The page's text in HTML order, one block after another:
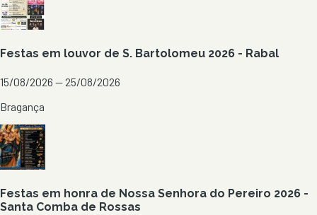
Festas em louvor de S. Bartolomeu 2026 - Rabal
15/08/2026 — 25/08/2026
Bragança
Festas em honra de Nossa Senhora do Pereiro 2026 -
Santa Comba de Rossas